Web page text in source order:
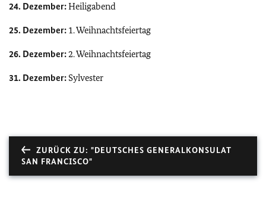
24. Dezember:Heiligabend
25. Dezember: 1. Weihnachtsfeiertag
26. Dezember:2. Weihnachtsfeiertag
31. Dezember: Sylvester
ZURÜCK ZU: "DEUTSCHES GENERALKONSULAT
SAN FRANCISCO"